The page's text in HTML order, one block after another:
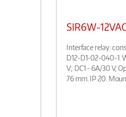
SIR6W-
Interface relay:
D12-D1-02-040-1.
V; DC1 - 6A/30 V,
76 mm. IP 20.